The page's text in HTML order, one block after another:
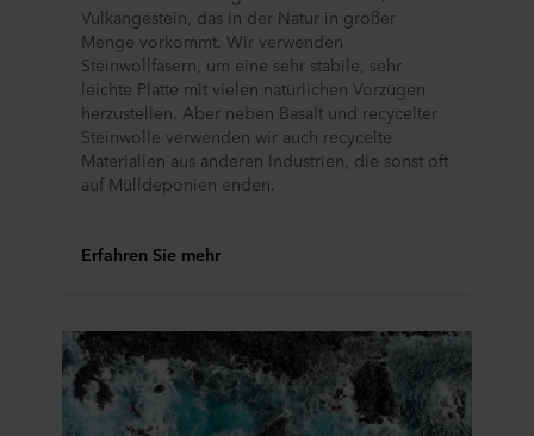
Vulkangestein, das in der Natur in großer
Menge vorkommt. Wir verwenden
Steinwollfasern, um eine sehr stabile, sehr
leichte Platte mit vielen natürlichen Vorzügen
herzustellen. Aber neben Basalt und recycelter
Steinwolle verwenden wir auch recycelte
Materialien aus anderen Industrien, die sonst oft
auf Mülldeponien enden.
Erfahren Sie mehr